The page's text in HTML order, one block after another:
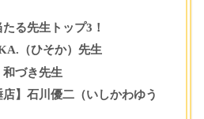
る先生トップ3！
（ひそか）先生
和づき先生
店】石川優二（いしかわゆう